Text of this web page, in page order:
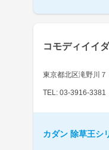
コモディイイ
東京都北区滝野川７
TEL: 03-3916-3381
カダン 除草王シ